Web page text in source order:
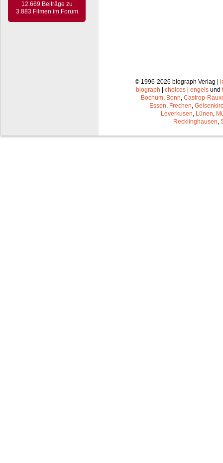
12.669 Beiträge zu
3.883 Filmen im Forum
© 1996-2026 biograph Verlag |
biograph
choices engels und
Bochum, Bonn, Castrop-
Essen, Frechen,
Leverkusen, Lünen,
Recklinghausen,